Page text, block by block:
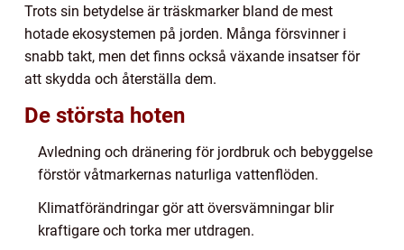
Trots sin betydelse är träskmarker bland de mest
hotade ekosystemen på jorden. Många försvinner i
snabb takt, men det finns också växande insatser för
att skydda och återställa dem.
De största hoten
Avledning och dränering för jordbruk och bebyggelse
förstör våtmarkernas naturliga vattenflöden.
Klimatförändringar gör att översvämningar blir
kraftigare och torka mer utdragen.